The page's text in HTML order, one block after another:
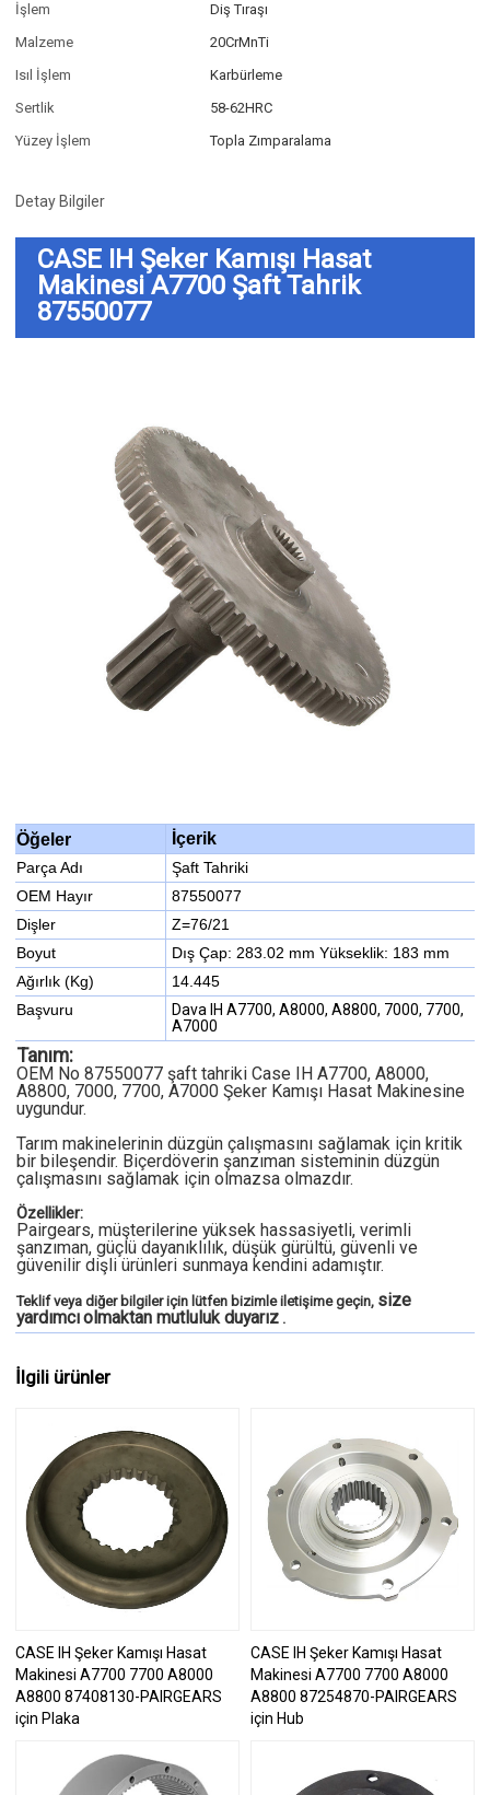
İşlem
Diş Tıraşı
Malzeme
20CrMnTi
Isıl İşlem
Karbürleme
Sertlik
58-62HRC
Yüzey İşlem
Topla Zımparalama
Detay Bilgiler
CASE IH Şeker Kamışı Hasat
Makinesi A7700 Şaft Tahrik
87550077
Öğeler İçerik
Parça Adı
Şaft Tahriki
OEM Hayır
87550077
Dişler
Z=76/21
Boyut
Dış Çap: 283.02 mm Yükseklik: 183 mm
Ağırlık (Kg)
14.445
Başvuru
Dava IH A7700, A8000, A8800, 7000, 7700,
A7000
Tanım:
OEM No 87550077 şaft tahriki Case IH A7700, A8000,
A8800, 7000, 7700, A7000 Şeker Kamışı Hasat Makinesine
uygundur.
Tarım makinelerinin düzgün çalışmasını sağlamak için kritik
bir bileşendir. Biçerdöverin şanzıman sisteminin düzgün
çalışmasını sağlamak için olmazsa olmazdır.
Özellikler:
Pairgears, müşterilerine yüksek hassasiyetli, verimli
şanzıman, güçlü dayanıklılık, düşük gürültü, güvenli ve
güvenilir dişli ürünleri sunmaya kendini adamıştır.
Teklif veya diğer bilgiler için lütfen bizimle iletişime geçin, size
yardımcıolmaktan mutluluk duyarız .
İlgili ürünler
CASE IH Şeker Kamışı Hasat
Makinesi A7700 7700 A8000
A8800 87408130-PAIRGEARS
için Plaka
CASE IH Şeker Kamışı Hasat
Makinesi A7700 7700 A8000
A8800 87254870-PAIRGEARS
için Hub